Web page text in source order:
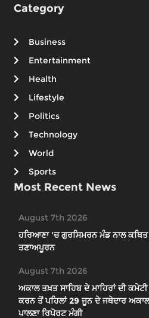
Category
Business
Entertainment
Health
Lifestyle
Politics
Technology
World
Sports
Most Recent News
August 7th 2026
ਹਰਿਆਣਾ 'ਚ ਗੁਰਸਿਮਰਨ ਮੰਡ ਨਾਲ
ਤਣਾਅਪੂਰਨ
August 7th 2026
ਅਕਾਲ ਤਖ਼ਤ ਸਾਹਿਬ ਦੇ ਮਾਹਿਰਾਂ ਦੀ
ਕਰਨ ਤੋਂ ਪਹਿਲਾਂ 29 ਜੂਨ ਦੇ ਜਥੇਦਾਰ
ਪਾਲਣਾ ਰਿਪੋਰਟ ਮੰਗੀ